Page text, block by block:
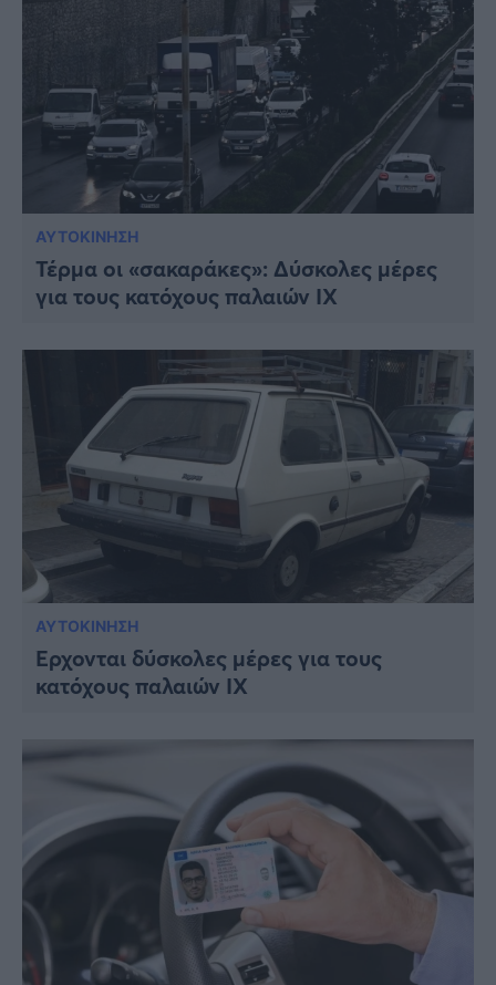
ΑΥΤΟΚΙΝΗΣΗ
Τέρμα οι «σακαράκες»: Δύσκολες μέρες
για τους κατόχους παλαιών ΙΧ
ΑΥΤΟΚΙΝΗΣΗ
Έρχονται δύσκολες μέρες για τους
κατόχους παλαιών ΙΧ